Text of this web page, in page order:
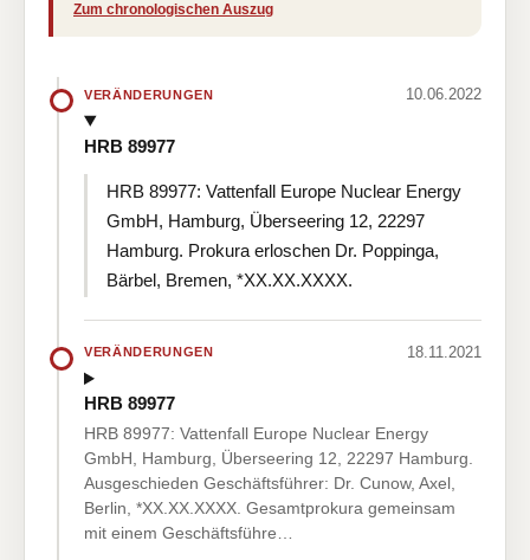
Zum chronologischen Auszug
VERÄNDERUNGEN 10.06.2022
HRB 89977
HRB 89977: Vattenfall Europe Nuclear Energy
GmbH, Hamburg, Überseering 12, 22297
Hamburg. Prokura erloschen Dr. Poppinga,
Bärbel, Bremen, *XX.XX.XXXX.
VERÄNDERUNGEN 18.11.2021
HRB 89977
HRB 89977: Vattenfall Europe Nuclear Energy
GmbH, Hamburg, Überseering 12, 22297 Hamburg.
Ausgeschieden Geschäftsführer: Dr. Cunow, Axel,
Berlin, *XX.XX.XXXX. Gesamtprokura gemeinsam
mit einem Geschäftsführe…